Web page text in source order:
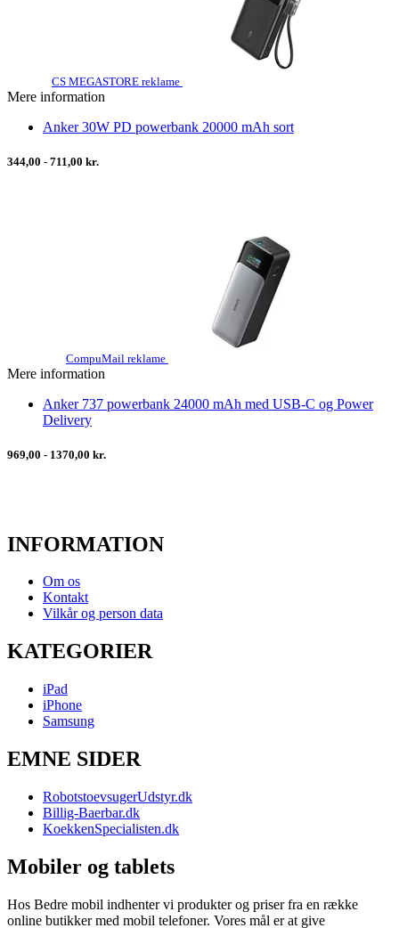
CS MEGASTORE reklame
Mere information
Anker 30W PD powerbank 20000 mAh sort
344,00 - 711,00 kr.
CompuMail reklame
Mere information
Anker 737 powerbank 24000 mAh med USB-C og Power
Delivery
969,00 - 1370,00 kr.
INFORMATION
Om os
Kontakt
Vilkår og person data
KATEGORIER
iPad
iPhone
Samsung
EMNE SIDER
RobotstoevsugerUdstyr.dk
Billig-Baerbar.dk
KoekkenSpecialisten.dk
Mobiler og tablets
Hos Bedre mobil indhenter vi produkter og priser fra en række
online butikker med mobil telefoner. Vores mål er at give